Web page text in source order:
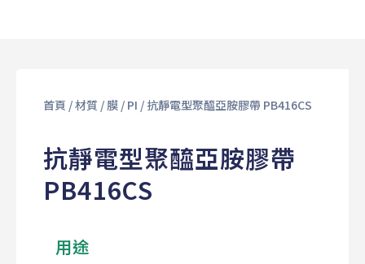
首頁 /材質/膜/ PI / 抗靜電型聚醯亞胺膠帶 PB416CS
抗靜電型聚醯亞胺膠帶
PB416CS
用途